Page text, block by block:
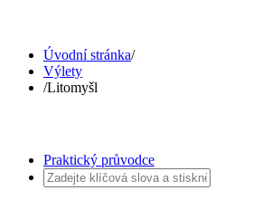
Úvodní stránka/
Výlety
/Litomyšl
Praktický průvodce